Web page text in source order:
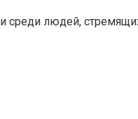
среди людей,